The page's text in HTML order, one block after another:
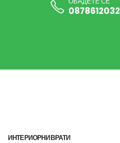
0878612032
ИНТЕРИОРНИ ВРАТИ